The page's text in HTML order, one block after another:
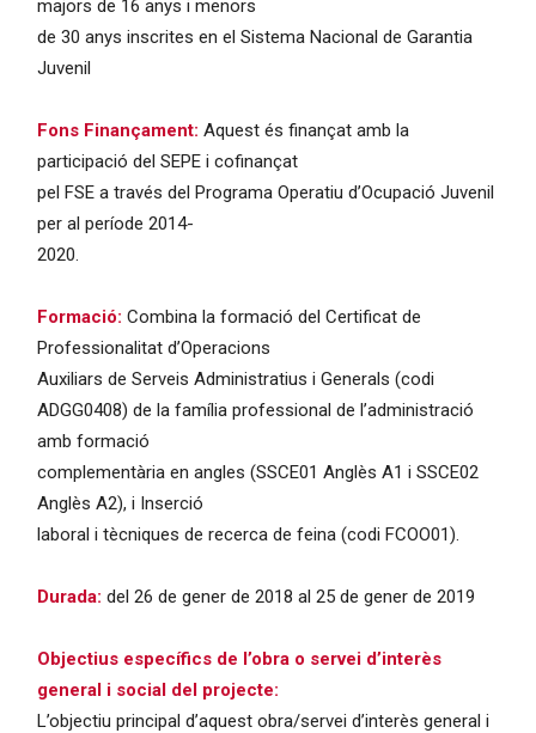
majors de 16 anys i menors
de 30 anys inscrites en el Sistema Nacional de Garantia
Juvenil
Fons Finançament: Aquest és finançat amb la
participació del SEPE i cofinançat
pel FSE a través del Programa Operatiu d’Ocupació Juvenil
per al període 2014-
2020.
Formació: Combina la formació del Certificat de
Professionalitat d’Operacions
Auxiliars de Serveis Administratius i Generals (codi
ADGG0408) de la família professional de l’administració
amb formació
complementària en angles (SSCE01 Anglès A1 i SSCE02
Anglès A2), i Inserció
laboral i tècniques de recerca de feina (codi FCOO01).
Durada: del 26 de gener de 2018 al 25 de gener de 2019
Objectius específics de l’obra o servei d’interès
general i social del projecte:
L’objectiu principal d’aquest obra/servei d’interès general i